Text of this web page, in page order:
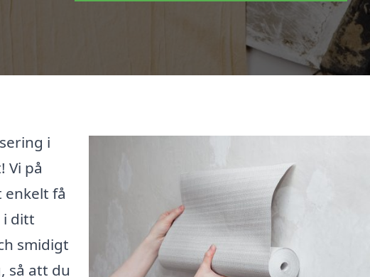
i
Vi på
få
i ditt
smidigt
så att du